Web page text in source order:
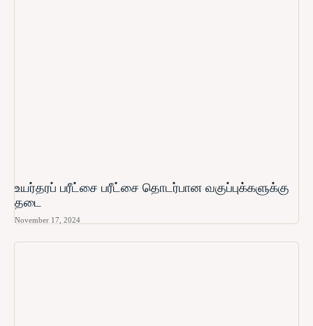
உயர்தரப் பரீட்சை பரீட்சை தொடர்பான வகுப்புக்களுக்கு
தடை
November 17, 2024